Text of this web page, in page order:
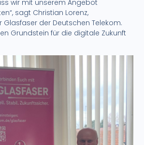
wir mit unserem Angebot
sagt Christian Lorenz,
der Deutschen Telekom.
Grundstein für die digitale Zukunft